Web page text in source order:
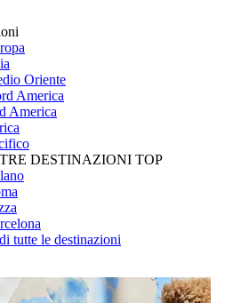
Oriente
America
America
DESTINAZIONI TOP
tutte le destinazioni